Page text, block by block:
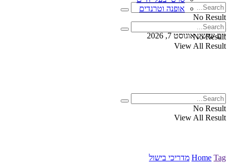
No Result
View All Result
יום שישי, אוגוסט 7, 2026
אופנה וטרנדים
No Result
View All Result
No Result
View All Result
Home Tag מדריכי בישול